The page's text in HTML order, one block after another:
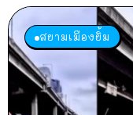
สยามเมืองยิ้ม